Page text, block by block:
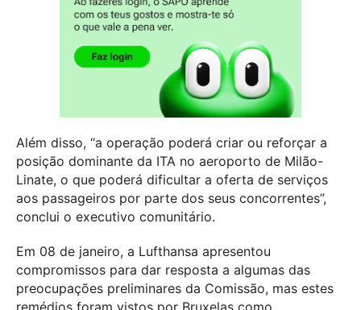
Além disso, “a operação poderá criar ou reforçar a
posição dominante da ITA no aeroporto de Milão-
Linate, o que poderá dificultar a oferta de serviços
aos passageiros por parte dos seus concorrentes”,
conclui o executivo comunitário.
Em 08 de janeiro, a Lufthansa apresentou
compromissos para dar resposta a algumas das
preocupações preliminares da Comissão, mas estes